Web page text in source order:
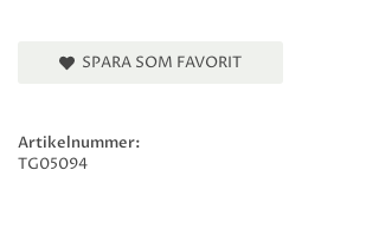
SPARA SOM FAVORIT
Artikelnummer:
TG05094